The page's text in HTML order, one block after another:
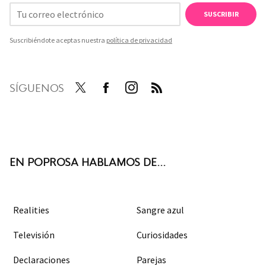
SUSCRIBIR
Suscribiéndote aceptas nuestra política de privacidad
SÍGUENOS
EN POPROSA HABLAMOS DE...
Realities Sangre azul
Televisión Curiosidades
Declaraciones Parejas